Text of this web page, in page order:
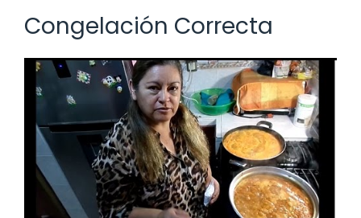
Congelación Correcta